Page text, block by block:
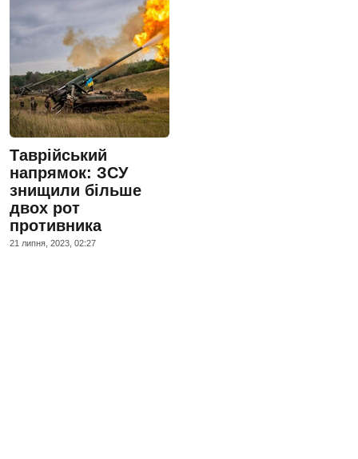
Таврійський
напрямок: ЗСУ
знищили більше
двох рот
противника
21 липня, 2023, 02:27